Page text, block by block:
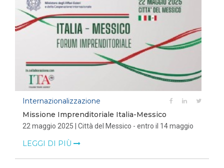
Internazionalizzazione
Missione Imprenditoriale Italia-Messico
22 maggio 2025 | Città del Messico - entro il 14 maggio
LEGGI DI PIÙ